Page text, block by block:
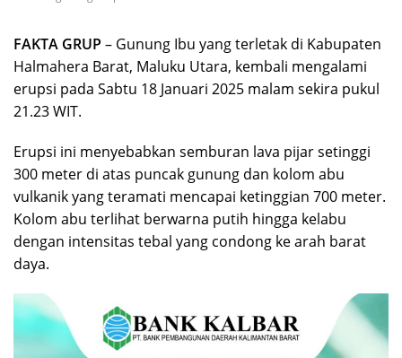
FAKTA GRUP – Gunung Ibu yang terletak di Kabupaten
Halmahera Barat, Maluku Utara, kembali mengalami
erupsi pada Sabtu 18 Januari 2025 malam sekira pukul
21.23 WIT.
Erupsi ini menyebabkan semburan lava pijar setinggi
300 meter di atas puncak gunung dan kolom abu
vulkanik yang teramati mencapai ketinggian 700 meter.
Kolom abu terlihat berwarna putih hingga kelabu
dengan intensitas tebal yang condong ke arah barat
daya.